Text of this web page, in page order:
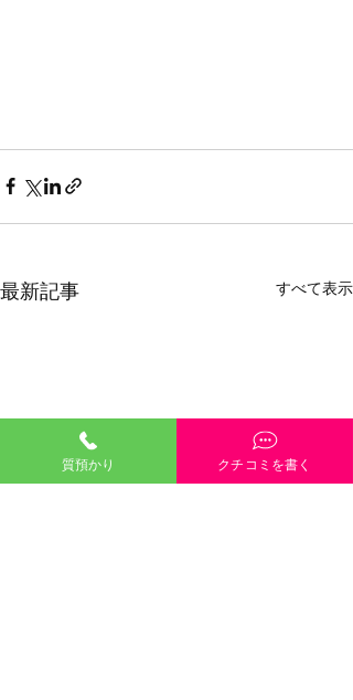
最新記事 すべて表示
質預かり クチコミを書く